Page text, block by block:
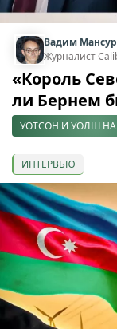
Вадим
Журналист
«Король
ли Бернем
УОТСОН И УОЛШ НА
ИНТЕРВЬЮ